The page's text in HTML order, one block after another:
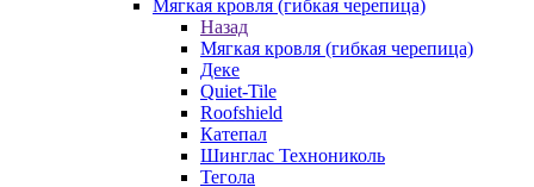
Мягкая кровля (гибкая черепица)
Назад
Мягкая кровля (гибкая черепица)
Деке
Quiet-Tile
Roofshield
Катепал
Шинглас Технониколь
Тегола